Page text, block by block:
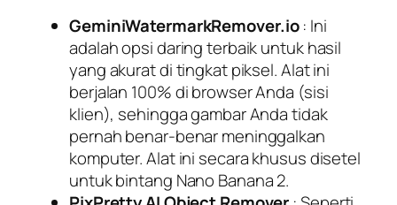
GeminiWatermarkRemover.io: Ini
adalah opsi daring terbaik untuk hasil
yang akurat di tingkat piksel. Alat ini
berjalan 100% di browser Anda (sisi
klien), sehingga gambar Anda tidak
pernah benar-benar meninggalkan
komputer. Alat ini secara khusus disetel
untuk bintang Nano Banana 2.